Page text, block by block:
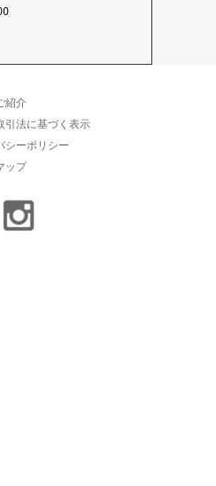
紹介
引法に基づく表示
シーポリシー
ップ